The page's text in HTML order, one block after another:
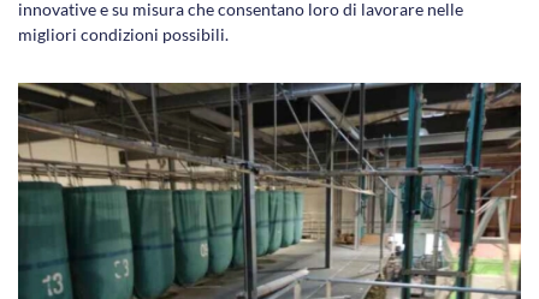
innovative e su misura che consentano loro di lavorare nelle
migliori condizioni possibili.